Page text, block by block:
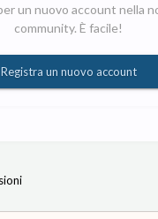
un nuovo account nella
community. È facile!
Registra un nuovo account